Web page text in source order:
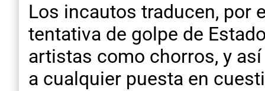
Los incautos traducen, por
tentativa de golpe de
artistas como chorros, y
a cualquier puesta en